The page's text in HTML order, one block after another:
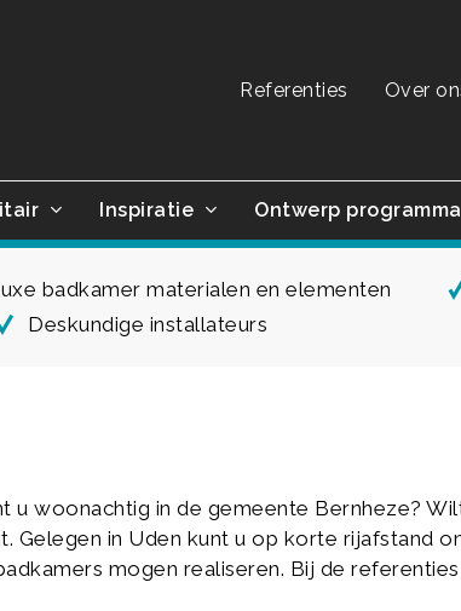
Referenties Over
Inspiratie Ontwerp programma
badkamer materialen en elementen
Deskundige installateurs
woonachtig in de gemeente Bernheze?
Gelegen in Uden kunt u op korte rijafstand
mogen realiseren. Bij de